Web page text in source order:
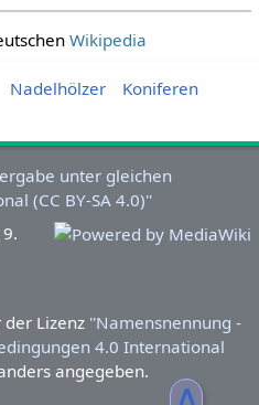
Wikipedia
Nadelhölzer
Koniferen
Lizenz ''Namensnennung -
4.0 International
angegeben.